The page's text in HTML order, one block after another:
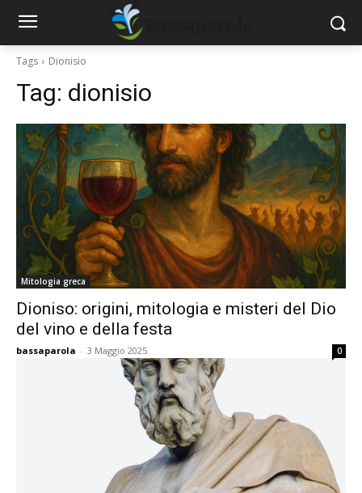
Tags Dionisio
Tag: dionisio
Mitologia greca
Dioniso: origini, mitologia e misteri del Dio
del vino e della festa
bassaparola - 3 Maggio 2025 0